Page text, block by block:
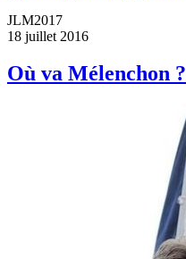
JLM2017
18 juillet 2016
Où va Mélenchon ?